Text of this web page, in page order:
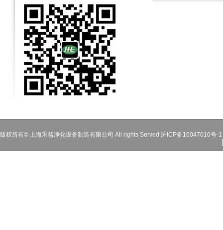
版权所有© 上海禾益净化设备制造有限公司 All rights Served 沪ICP备16047010号-1